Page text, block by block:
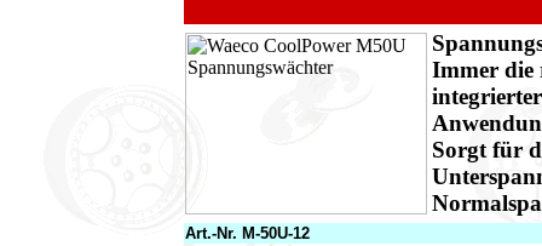
Immer die
Sorgt für
Art.-Nr. M-50U-12